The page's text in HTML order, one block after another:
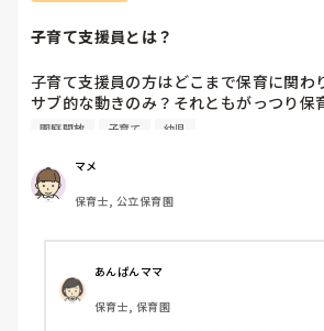
私が失敗やミスをするのが悪いですが私
をかばうこともあります。
私はあんな風に人と関わる人にはならな
す。
子育て支援員とは？
子育て支援員の方はどこまで保育に関わ
サブ的な動きのみ？それともがっつり保
されますか？
きに子育て支援員か１人で保育すること
わたしの園は子育て支援員に１人で保育
あります。遊んでる場所は有資格者から
確かに子どもの人数が少ないときにみ
いですがいいのかなと思いました。
園庭開放 子育て 幼児
マメ
保育士, 公立保育園
あんぱんママ
保育士, 保育園